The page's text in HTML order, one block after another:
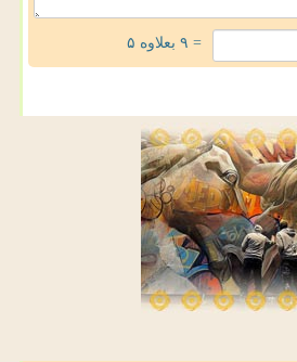
= ۹ بعلاوه ۵